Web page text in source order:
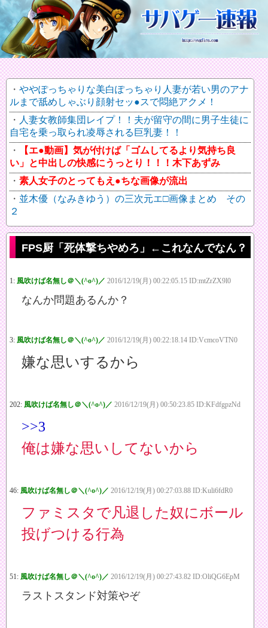
ややぽっちゃりな美白ぽっちゃり人妻が若い男のアナ
ルまで舐めしゃぶり顔射セッ●スで悶絶アクメ！
人妻女教師集団レイプ！！夫が留守の間に男子生徒に
自宅を乗っ取られ凌辱される巨乳妻！！
【エ●動画】気が付けば「ゴムしてるより気持ち良
い」と中出しの快感にうっとり！！！木下あずみ
素人女子のとってもえ●ちな画像が流出
並木優（なみきゆう）の三次元エ□画像まとめ その
２
FPS厨「死体撃ちやめろ」←これなんでなん？
1: 風吹けば名無し＠＼(^o^)／ 2016/12/19(月) 00:22:05.15 ID:mtZrZX9l0
なんか問題あるんか？
3: 風吹けば名無し＠＼(^o^)／ 2016/12/19(月) 00:22:18.14 ID:VcmcoVTN0
嫌な思いするから
202: 風吹けば名無し＠＼(^o^)／ 2016/12/19(月) 00:50:23.85 ID:KFdfgpzNd
>>3
俺は嫌な思いしてないから
46: 風吹けば名無し＠＼(^o^)／ 2016/12/19(月) 00:27:03.88 ID:Kuli6fdR0
ファミスタで凡退した奴にボール
投げつける行為
51: 風吹けば名無し＠＼(^o^)／ 2016/12/19(月) 00:27:43.82 ID:OliQG6EpM
ラストスタンド対策やぞ